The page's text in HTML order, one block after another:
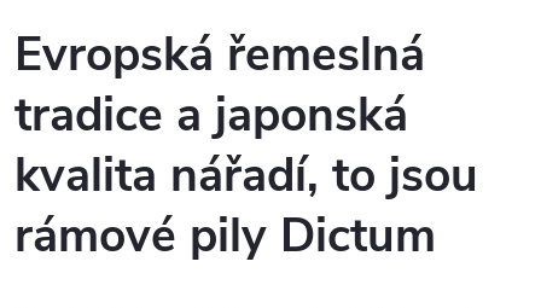
k
t
o
v
k
t
o
v
v
l
á
d
a
Evropská řemeslná
tradice a japonská
kvalita nářadí, to jsou
rámové pily Dictum